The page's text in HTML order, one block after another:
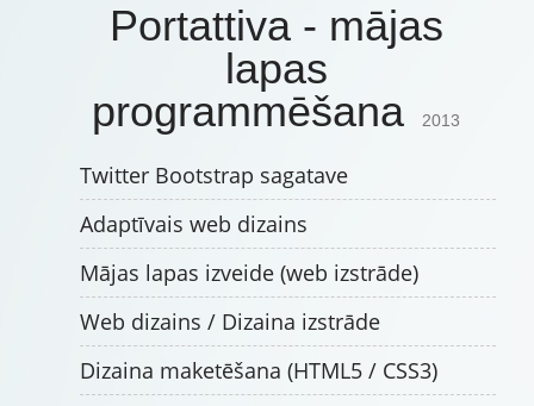
Portattiva - mājas
lapas
programmēšana
2013
Twitter Bootstrap sagatave
Adaptīvais web dizains
Mājas lapas izveide (web izstrāde)
Web dizains / Dizaina izstrāde
Dizaina maketēšana (HTML5 / CSS3)